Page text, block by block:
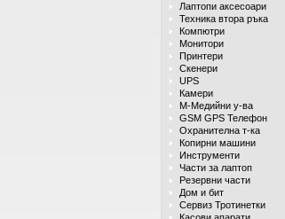
Лаптопи аксесоари
Техника втора ръка
Компютри
Монитори
Принтери
Скенери
UPS
Камери
М-Медийни у-ва
GSM GPS Телефон
Охранителна т-ка
Копирни машини
Инструменти
Части за лаптоп
Резервни части
Дом и бит
Сервиз Тротинетки